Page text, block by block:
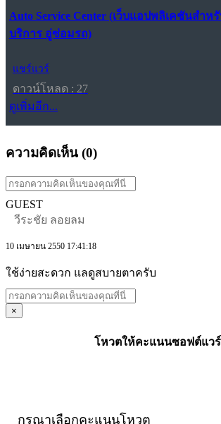
Auto Service Center (เว็บแอปพลิเคชันสำห
บริการ อู่ซ่อมรถ)
แชร์แวร์
ดาวน์โหลด : 27
ดูเพิ่มอีก...
ความคิดเห็น (0)
GUEST
วีระชัย ลอยลม
10 เมษายน 2550 17:41:18
ใช้ง่ายสะดวก แลดูสบายตาครับ
×
โหวตให้คะแนนซอฟต์แวร์
กรุณาเลือกคะแนนโหวต